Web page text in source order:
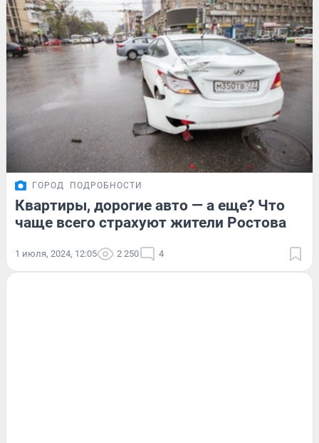
ГОРОД ПОДРОБНОСТИ
Квартиры, дорогие авто — а еще? Что
чаще всего страхуют жители Ростова
1 июля, 2024, 12:05 2 250 4